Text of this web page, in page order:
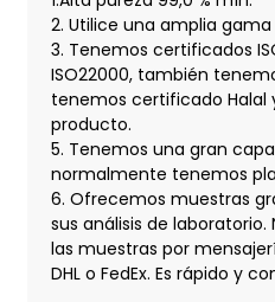
2. Utilice una amplia gama
3. Tenemos certificados
ISO22000, también
tenemos certificado Halal
producto.
5. Tenemos una gran
normalmente tenemos
6. Ofrecemos muestras
sus análisis de
las muestras por
DHL o FedEx. Es rápido y